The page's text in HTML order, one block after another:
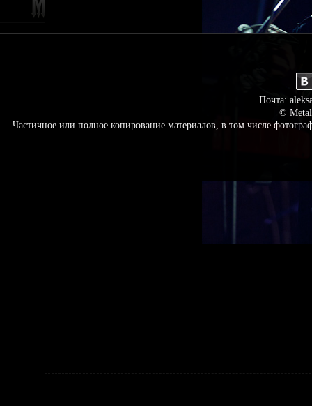
ГЛАВНАЯ
Почта:
©
Частичное или полное копирование материалов, в том числе